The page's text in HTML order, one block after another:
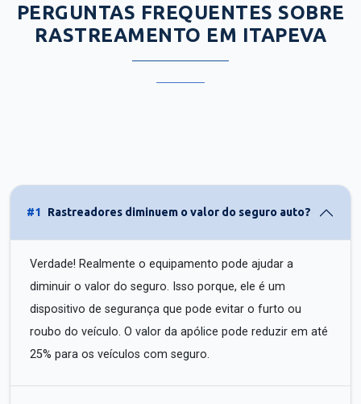
PERGUNTAS FREQUENTES SOBRE
RASTREAMENTO EM ITAPEVA
#1 Rastreadores diminuem o valor do seguro auto?
Verdade! Realmente o equipamento pode ajudar a
diminuir o valor do seguro. Isso porque, ele é um
dispositivo de segurança que pode evitar o furto ou
roubo do veículo. O valor da apólice pode reduzir em até
25% para os veículos com seguro.